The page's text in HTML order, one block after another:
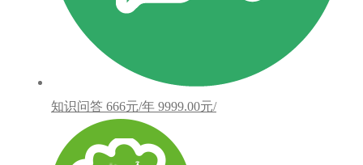
知识问答 666元/年 9999.00元/